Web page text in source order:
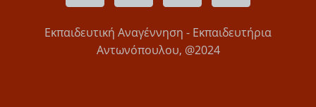
Εκπαιδευτική Αναγέννηση - Εκπαιδευτήρια
Αντωνόπουλου, @2024